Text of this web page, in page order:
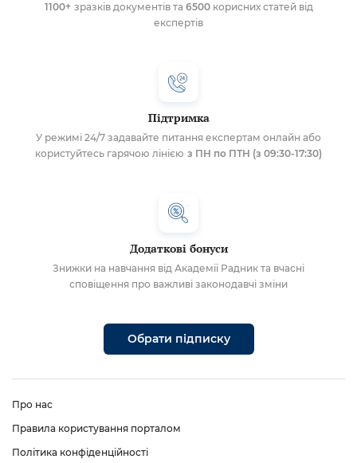
1100+ зразків документів та 6500корисних статей від
експертів
Підтримка
У режимі 24/7 задавайте питання експертам онлайн або
користуйтесь гарячою лінією з ПН по ПТН (з 09:30-17:30)
Додаткові бонуси
Знижки на навчання від Академії Радник та вчасні
сповіщення про важливі законодавчі зміни
Обрати підписку
Про нас
Правила користування порталом
Політика конфіденційності